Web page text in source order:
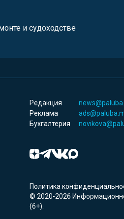
и судоходстве
Редакция
Реклама
Бухгалтерия
Политика
© 2020-2026
(6+).